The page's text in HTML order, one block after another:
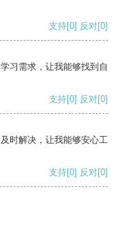
支持[0] 反对[0]
习需求，让我能够找到自
支持[0] 反对[0]
时解决，让我能够安心工
支持[0] 反对[0]